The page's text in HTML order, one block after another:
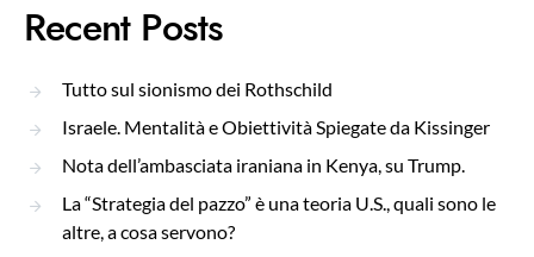
Recent Posts
Tutto sul sionismo dei Rothschild
Israele. Mentalità e Obiettività Spiegate da Kissinger
Nota dell’ambasciata iraniana in Kenya, su Trump.
La “Strategia del pazzo” è una teoria U.S., quali sono le
altre, a cosa servono?